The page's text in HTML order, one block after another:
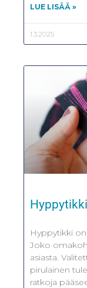
LUE LISÄÄ »
1.3.2025
Hyppytikki
Joko
asiasta.
pirulainen
ratkoja